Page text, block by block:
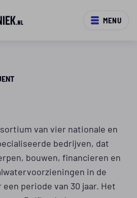
MENU
van vier nationale en
bedrijven, dat
bouwen, financieren en
in de
een periode van 30 jaar. Het